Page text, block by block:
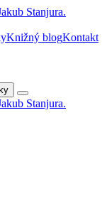
Knižný blogKontakt